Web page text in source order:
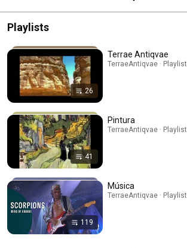
Playlists
26
Terrae Antiqvae
TerraeAntiqvae · Playlist
41
Pintura
TerraeAntiqvae · Playlist
119
Música
TerraeAntiqvae · Playlist